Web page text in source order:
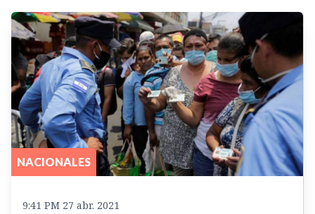
NACIONALES
9:41 PM 27 abr. 2021